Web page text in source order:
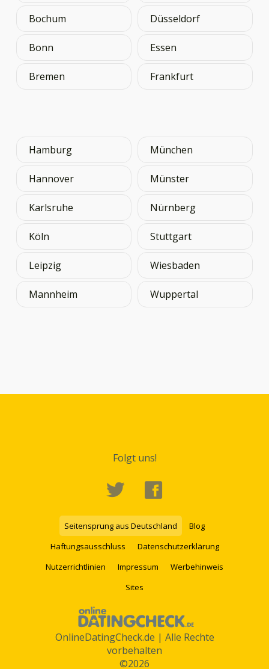
Bochum
Bonn
Bremen
Düsseldorf
Essen
Frankfurt
Hamburg
Hannover
Karlsruhe
Köln
Leipzig
Mannheim
München
Münster
Nürnberg
Stuttgart
Wiesbaden
Wuppertal
Folgt uns!
Seitensprung aus Deutschland
Blog
Haftungsausschluss
Datenschutzerklärung
Nutzerrichtlinien
Impressum
Werbehinweis
Sites
OnlineDatingCheck.de | Alle Rechte
vorbehalten
©2026